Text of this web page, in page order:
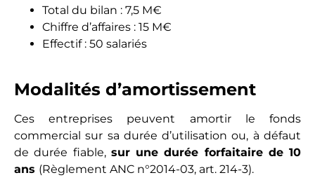
Total du bilan : 7,5 M€
Chiffre d’affaires : 15 M€
Effectif : 50 salariés
Modalités d’amortissement
Ces entreprises peuvent amortir le fonds
commercial sur sa durée d’utilisation ou, à défaut
de durée fiable, sur une durée forfaitaire de 10
ans (Règlement ANC n°2014-03, art. 214-3).